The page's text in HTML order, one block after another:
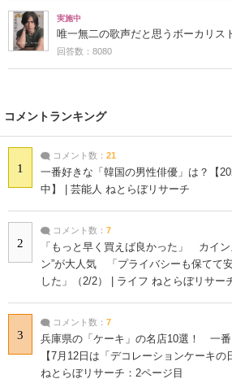
実施中
唯一無二の歌声だと思うボーカリス
回答数：8080
コメントランキング
1
コメント数： 21
一番好きな「韓国の男性俳優」は？【
中】 | 芸能人 ねとらぼリサーチ
2
コメント数： 7
「もっと早く買えば良かった」 カイン
ン”が大人気 「プライバシーも保てて
した」（2/2） | ライフ ねとらぼリサー
3
コメント数： 7
兵庫県の「ケーキ」の名店10選！ 一番
【7月12日は「デコレーションケーキ
ねとらぼリサーチ：2ページ目